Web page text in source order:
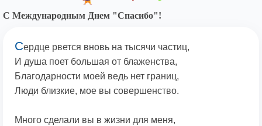
С Международным Днем "Спасибо"!
Сердце рвется вновь на тысячи частиц,
И душа поет большая от блаженства,
Благодарности моей ведь нет границ,
Люди близкие, мое вы совершенство.
Много сделали вы в жизни для меня,